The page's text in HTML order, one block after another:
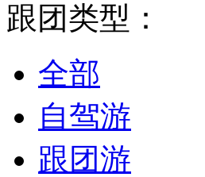
跟团类型：
全部
自驾游
跟团游